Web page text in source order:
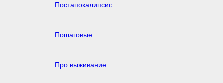
Постапокалипсис
Пошаговые
Про выживание